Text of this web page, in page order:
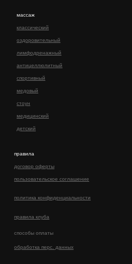
массаж
классический
оздоровительный
лимфодренажный
антицеллюлитный
спортивный
медовый
стоун
медицинский
детский
способы оплаты
обработка перс. данных
правила
договор оферты
пользовательское соглашение
политика конфиденциальности
правила клуба